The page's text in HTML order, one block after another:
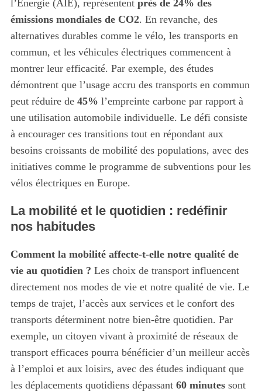
l’Énergie (AIE), représententprès de 24% des
émissions mondiales de CO2. En revanche, des
alternatives durables comme le vélo, les transports en
commun, et les véhicules électriques commencent à
montrer leur efficacité. Par exemple, des études
démontrent que l’usage accru des transports en commun
peut réduire de45% l’empreinte carbone par rapport à
une utilisation automobile individuelle. Le défi consiste
à encourager ces transitions tout en répondant aux
besoins croissants de mobilité des populations, avec des
initiatives comme le programme de subventions pour les
vélos électriques en Europe.
La mobilité et le quotidien : redéfinir
nos habitudes
Comment la mobilité affecte-t-elle notre qualité de
vie au quotidien ? Les choix de transport influencent
directement nos modes de vie et notre qualité de vie. Le
temps de trajet, l’accès aux services et le confort des
transports déterminent notre bien-être quotidien. Par
exemple, un citoyen vivant à proximité de réseaux de
transport efficaces pourra bénéficier d’un meilleur accès
à l’emploi et aux loisirs, avec des études indiquant que
les déplacements quotidiens dépassant60 minutessont
e
a
f
o
r